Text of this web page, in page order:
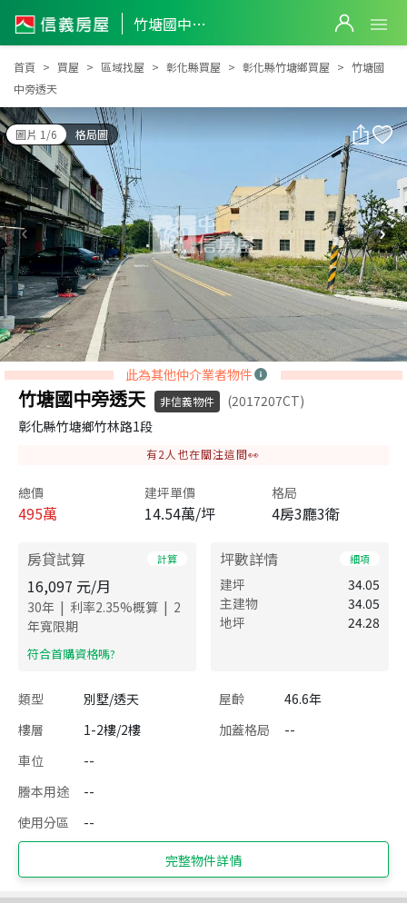
竹塘國中旁透天
竹塘國中旁透天
首頁 買屋 區域找屋 彰化縣買屋 彰化縣竹塘鄉買屋
竹塘國
中旁透天
圖片 1/6 格局圖
此為其他仲介業者物件
竹塘國中旁透天 非信義物件
(2017207CT)
彰化縣竹塘鄉竹林路1段
有2 人也在關注這間👀
總價
495萬
建坪單價
14.54萬/坪
格局
4房3廳3衛
房貸試算 計算
16,097 元/月
30年 | 利率2.35%概算 | 2
年寬限期
​符合首購資格嗎?
坪數詳情 細項
建坪
34.05
主建物
34.05
地坪
24.28
類型 別墅/透天 屋齡
46.6年
樓層
1-2樓/2樓 加蓋格局
--
車位
--
謄本用途
--
使用分區
--
完整物件詳情